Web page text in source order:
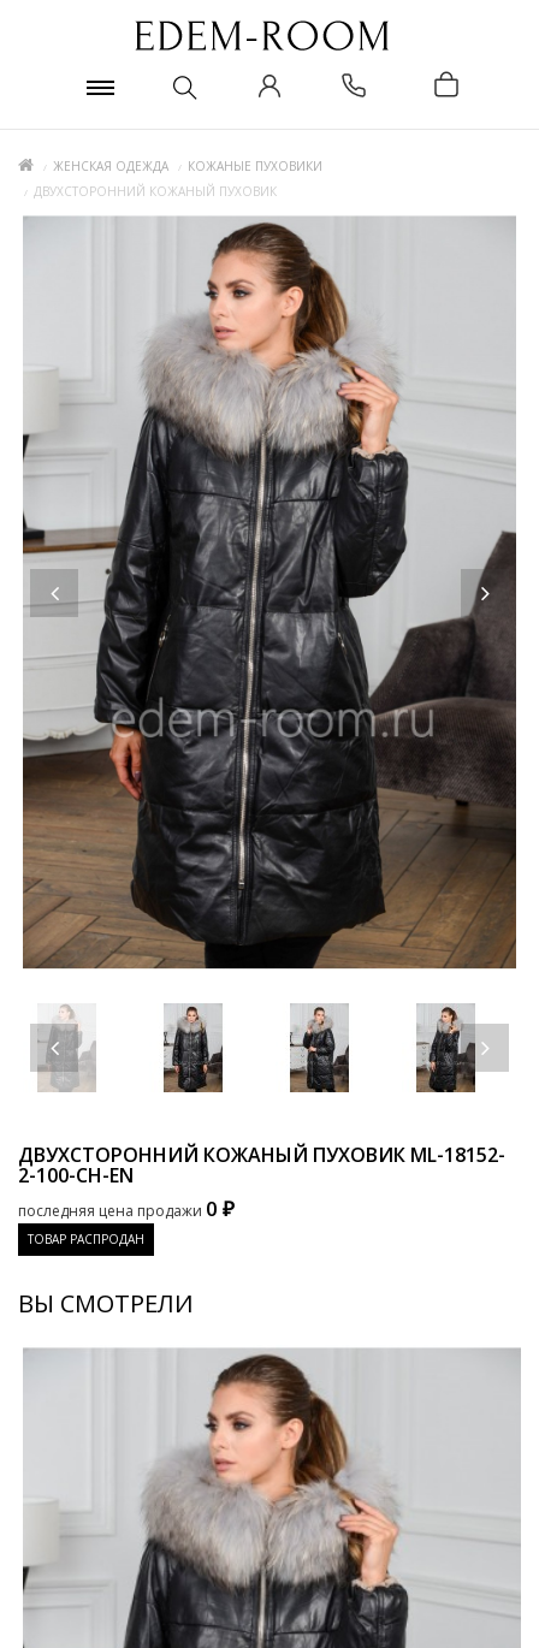
ЖЕНСКАЯ ОДЕЖДА
КОЖАНЫЕ ПУХОВИКИ
ДВУХСТОРОННИЙ КОЖАНЫЙ ПУХОВИК
ДВУХСТОРОННИЙ КОЖАНЫЙ ПУХОВИК ML-18152-
2-100-CH-EN
последняя цена продажи 0 ₽
ТОВАР РАСПРОДАН
ВЫ СМОТРЕЛИ